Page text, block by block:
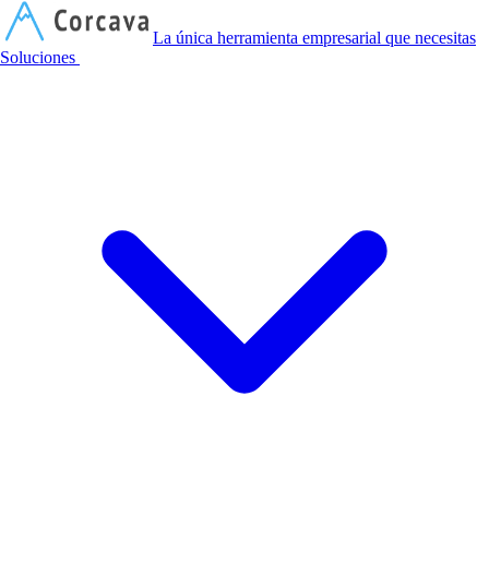
La única herramienta empresarial que necesitas
Soluciones